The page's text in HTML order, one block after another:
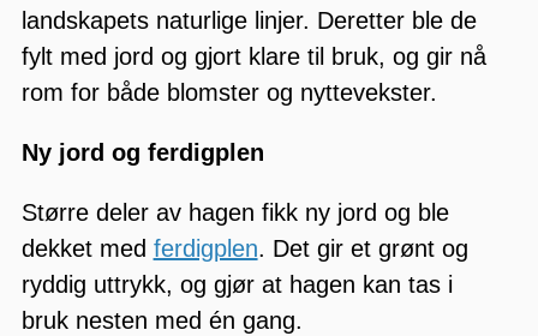
landskapets naturlige linjer. Deretter ble de
fylt med jord og gjort klare til bruk, og gir nå
rom for både blomster og nyttevekster.
Ny jord og ferdigplen
Større deler av hagen fikk ny jord og ble
dekket med ferdigplen. Det gir et grønt og
ryddig uttrykk, og gjør at hagen kan tas i
bruk nesten med én gang.